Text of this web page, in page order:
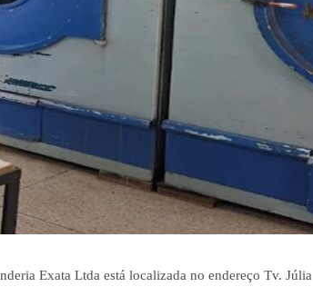
Exata Ltda está localizada no endereço Tv. Júlia